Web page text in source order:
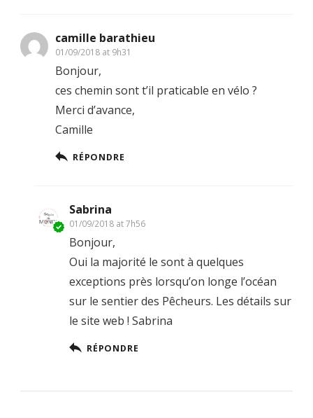
camille barathieu
01/09/2018 at 9h31
Bonjour,
ces chemin sont t’il praticable en vélo ?
Merci d’avance,
Camille
RÉPONDRE
Sabrina
01/09/2018 at 7h56
Bonjour,
Oui la majorité le sont à quelques
exceptions près lorsqu’on longe l’océan
sur le sentier des Pêcheurs. Les détails sur
le site web ! Sabrina
RÉPONDRE